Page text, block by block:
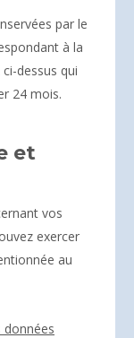
par le
à la
dessus qui
24 mois.
et
vos
exercer
au
données